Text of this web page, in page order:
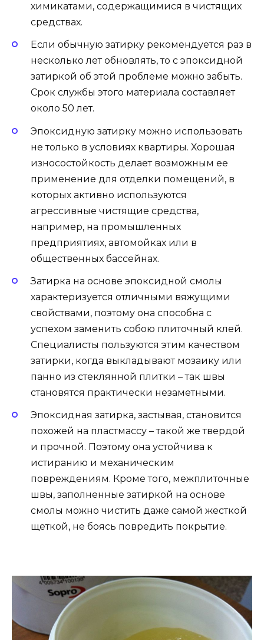
химикатами, содержащимися в чистящих
средствах.
Если обычную затирку рекомендуется раз в
несколько лет обновлять, то с эпоксидной
затиркой об этой проблеме можно забыть.
Срок службы этого материала составляет
около 50 лет.
Эпоксидную затирку можно использовать
не только в условиях квартиры. Хорошая
износостойкость делает возможным ее
применение для отделки помещений, в
которых активно используются
агрессивные чистящие средства,
например, на промышленных
предприятиях, автомойках или в
общественных бассейнах.
Затирка на основе эпоксидной смолы
характеризуется отличными вяжущими
свойствами, поэтому она способна с
успехом заменить собою плиточный клей.
Специалисты пользуются этим качеством
затирки, когда выкладывают мозаику или
панно из стеклянной плитки – так швы
становятся практически незаметными.
Эпоксидная затирка, застывая, становится
похожей на пластмассу – такой же твердой
и прочной. Поэтому она устойчива к
истиранию и механическим
повреждениям. Кроме того, межплиточные
швы, заполненные затиркой на основе
смолы можно чистить даже самой жесткой
щеткой, не боясь повредить покрытие.